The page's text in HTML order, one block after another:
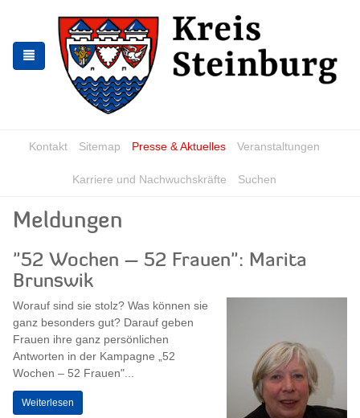
springen
springen
Kontakt Sitemap Presse & Aktuelles Veranstaltungen
Karriere und Nachwuchskräfte Suchen
Meldungen
"52 Wochen – 52 Frauen": Marita
Brunswik
Worauf sind sie stolz? Was können sie
ganz besonders gut? Darauf geben
Frauen ihre ganz persönlichen
Antworten in der Kampagne „52
Wochen – 52 Frauen"...
Weiterlesen